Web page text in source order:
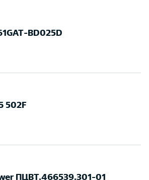
BD025D
502F
ПЦВТ.466539.301-01